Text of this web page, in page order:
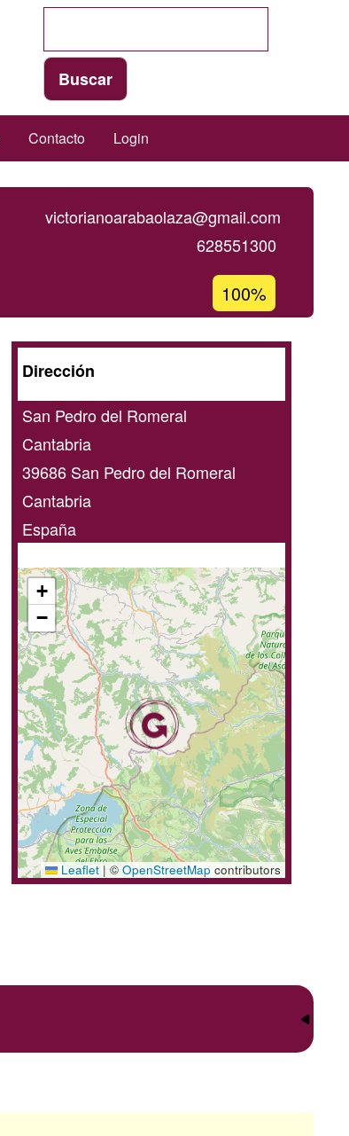
Contacto Login
victorianoarabaolaza@gmail.com
628551300
Porcentaje
de
aceptación
100%
A
domicilio
/
online
Dirección
San Pedro del Romeral
Cantabria
39686 San Pedro del Romeral
Cantabria
España
+
−
Leaflet | © OpenStreetMap contributors